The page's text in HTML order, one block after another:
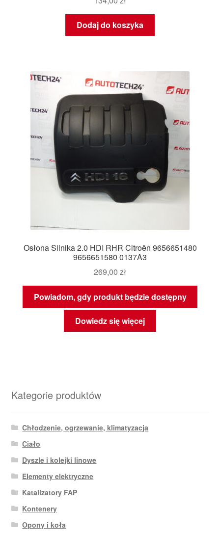
Dodaj do koszyka
Osłona Silnika 2.0 HDI RHR Citroën 9656651480
9656651580 0137A3
269,00 zł
Powiadom, gdy produkt będzie dostępny
Dowiedz się więcej
Kategorie produktów
Chłodzenie, ogrzewanie, klimatyzacja
Ciało
Dyszle i kolejki linowe
Elementy elektryczne
Katalizatory FAP
Kontenery
Opony i koła